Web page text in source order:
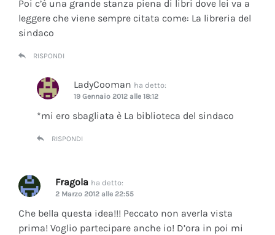
Poi c’è una grande stanza piena di libri dove lei va a
leggere che viene sempre citata come: La libreria del
sindaco
RISPONDI
LadyCooman ha detto:
19 Gennaio 2012 alle 18:12
*mi ero sbagliata è La biblioteca del sindaco
RISPONDI
Fragola ha detto:
2 Marzo 2012 alle 22:55
Che bella questa idea!!! Peccato non averla vista
prima! Voglio partecipare anche io! D’ora in poi mi